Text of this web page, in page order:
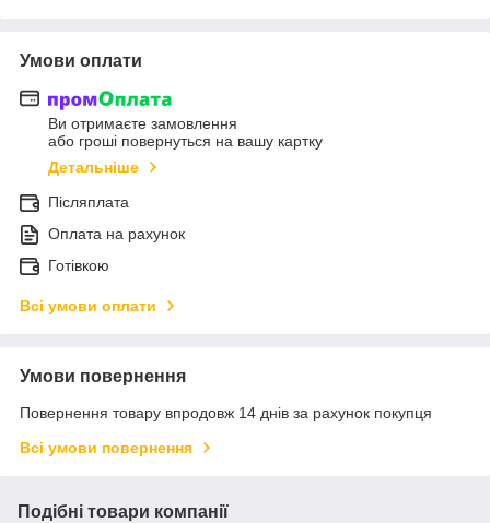
Умови оплати
Ви отримаєте замовлення
або гроші повернуться на вашу картку
Детальніше
Післяплата
Оплата на рахунок
Готівкою
Всі умови оплати
Умови повернення
Повернення товару впродовж 14 днів за рахунок покупця
Всі умови повернення
Подібні товари компанії